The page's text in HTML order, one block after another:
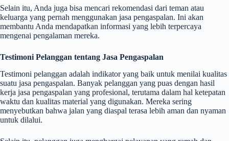
Selain itu, Anda juga bisa mencari rekomendasi dari teman atau
keluarga yang pernah menggunakan jasa pengaspalan. Ini akan
membantu Anda mendapatkan informasi yang lebih terpercaya
mengenai pengalaman mereka.
Testimoni Pelanggan tentang Jasa Pengaspalan
Testimoni pelanggan adalah indikator yang baik untuk menilai kualitas
suatu jasa pengaspalan. Banyak pelanggan yang puas dengan hasil
kerja jasa pengaspalan yang profesional, terutama dalam hal ketepatan
waktu dan kualitas material yang digunakan. Mereka sering
menyebutkan bahwa jalan yang diaspal terasa lebih aman dan nyaman
untuk dilalui.